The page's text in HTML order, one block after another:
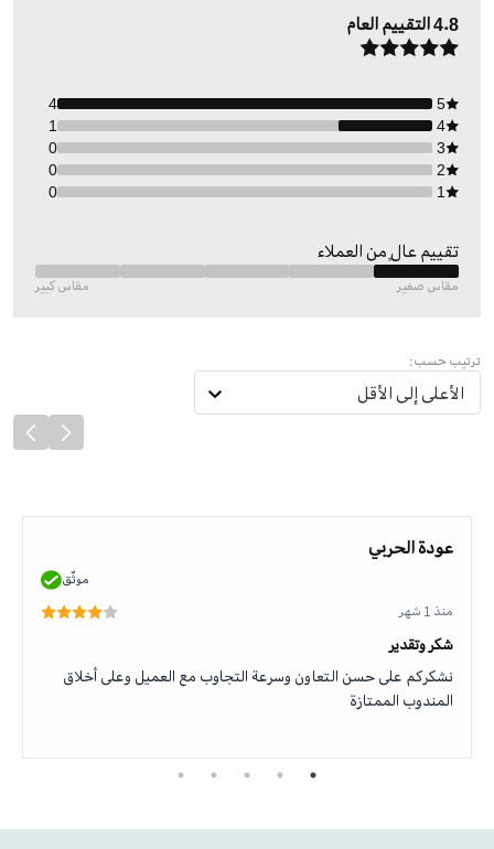
4.8التقييم العام
5
4
4
1
3
0
2
0
1
0
تقييم عالٍ من العملاء
مقاس صغير مقاس كبير
ترتيب حسب:
الأعلى إلى الأقل
عودة الحربي
موثّق
منذ 1 شهر
شكر وتقدير
نشكركم على حسن التعاون وسرعة التجاوب مع العميل وعلى أخلاق
المندوب الممتازة